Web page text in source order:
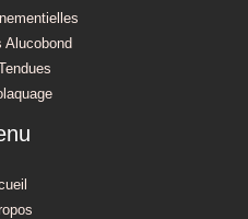
Alucobond